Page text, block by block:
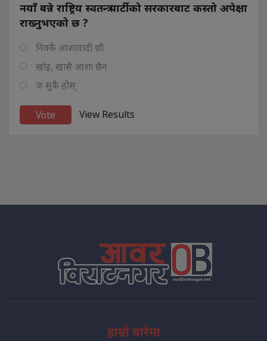
नयाँ बन्ने राष्ट्रिय स्वतन्त्र पार्टीको सरकारबाट कस्तो अपेक्षा
राख्नुभएको छ ?
निक्कै आशावादी छौ
खोइ, खासै आशा छैन
ज सुकै होस्
View Results
हाम्रो बारेमा